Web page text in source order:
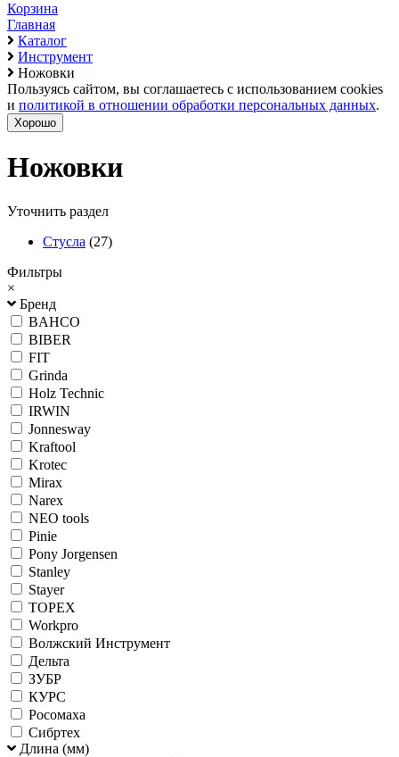
Корзина
Главная
Каталог
Инструмент
Ножовки
Пользуясь сайтом, вы соглашаетесь с использованием cookies
и политикой в отношении обработки персональных данных.
Хорошо
Ножовки
Уточнить раздел
Стусла (27)
Фильтры
×
Бренд
BAHCO
BIBER
FIT
Grinda
Holz Technic
IRWIN
Jonnesway
Kraftool
Krotec
Mirax
Narex
NEO tools
Pinie
Pony Jorgensen
Stanley
Stayer
TOPEX
Workpro
Волжский Инструмент
Дельта
ЗУБР
КУРС
Росомаха
Сибртех
Длина (мм)